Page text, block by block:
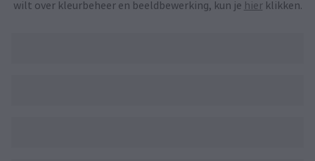
wilt over kleurbeheer en beeldbewerking, kun je hierklikken.